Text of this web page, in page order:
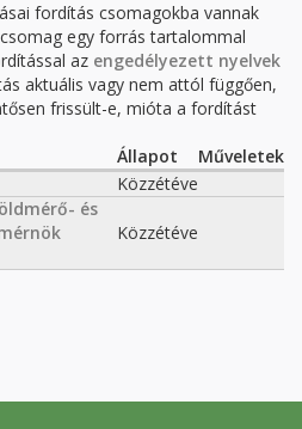
fordítás csomagokba vannak
egy forrás tartalommal
az engedélyezett nyelvek
aktuális vagy nem attól függően,
frissült-e, mióta a fordítást
Állapot
Műveletek
Közzétéve
és
Közzétéve